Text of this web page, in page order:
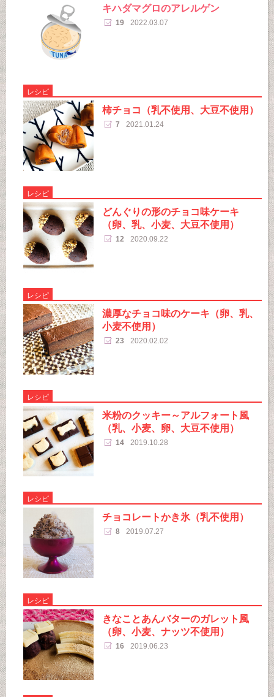
キハダマグロのアレルゲン
19 2022.03.07
レシピ
柿チョコ（乳不使用、大豆不使用）
7 2021.01.24
レシピ
どんぐりの形のチョコ味ケーキ
（卵、乳、小麦、大豆不使用）
12 2020.09.22
レシピ
濃厚なチョコ味のケーキ（卵、乳、
小麦不使用）
23 2020.02.02
レシピ
米粉のクッキー～アルフォート風
（乳、小麦、卵、大豆不使用）
14 2019.10.28
レシピ
チョコレートかき氷（乳不使用）
8 2019.07.27
レシピ
きなことあんバターのガレット風
（卵、小麦、ナッツ不使用）
16 2019.06.23